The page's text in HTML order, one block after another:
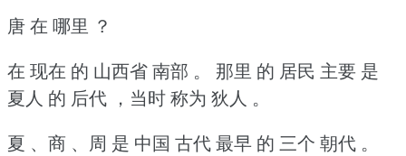
唐 在 哪里 ？
在 现在 的 山西省 南部 。
那里 的 居民 主要 是
夏人 的 后代 ，当时 称为 狄人 。
夏 、商 、周 是 中国 古代 最早 的 三个 朝代 。